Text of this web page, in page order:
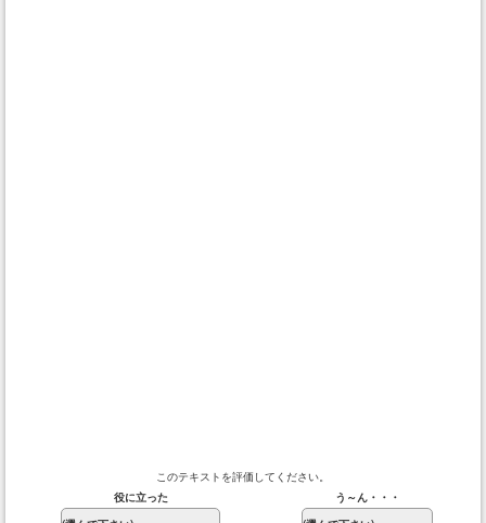
このテキストを評価してください。
役に立った
う～ん・・・